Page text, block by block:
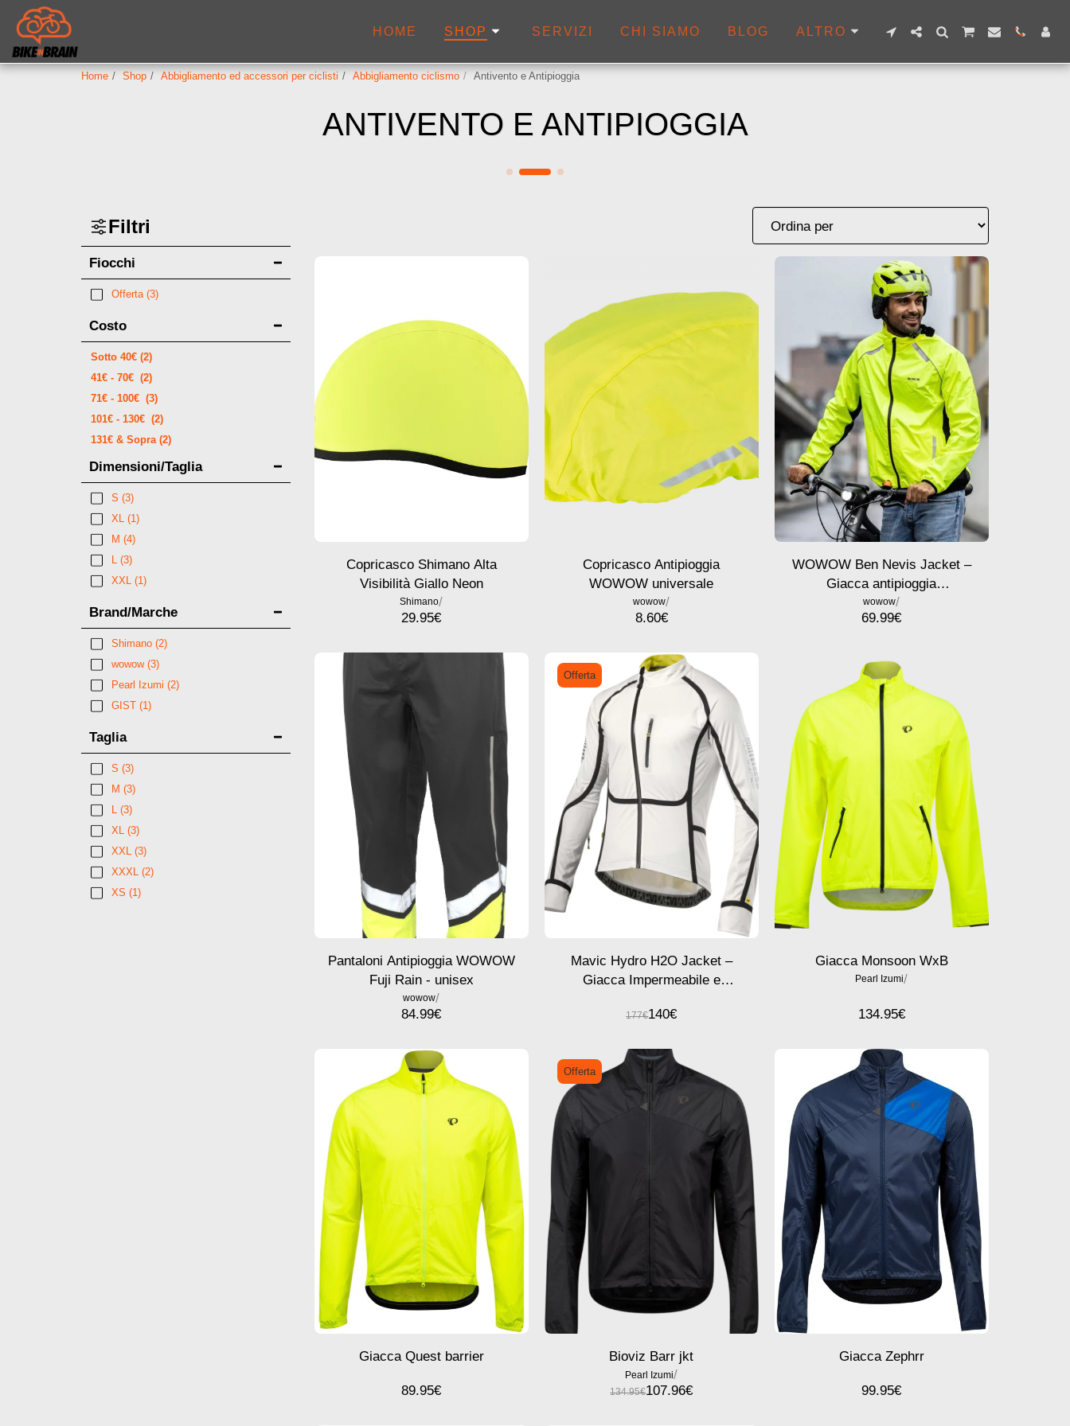
HOME SHOP SERVIZI CHI SIAMO BLOG ALTRO
Home Shop Abbigliamento ed accessori per ciclisti Abbigliamento ciclismo Antivento e Antipioggia
ANTIVENTO E ANTIPIOGGIA
Filtri
Costo
Sotto 40€ (2)
41€ - 70€ (2)
71€ - 100€ (3)
101€ - 130€ (2)
131€ & Sopra(2)
Brand/Marche
Shimano(2)
wowow(3)
Pearl Izumi (2)
GIST(1)
Taglia
S (3)
M (3)
L(3)
XL(3)
XXL(3)
XXXL(2)
XS (1)
Dimensioni/Taglia
S (3)
XL(1)
M (4)
L(3)
XXL(1)
Fiocchi
Offerta(3)
Copricasco Shimano Alta
Visibilità Giallo Neon
Shimano/
29.95€
Copricasco Antipioggia
WOWOW universale
wowow/
8.60€
WOWOW Ben Nevis Jacket –
Giacca antipioggia
impermeabile e riflettente per
ciclisti urbani
wowow/
69.99€
Pantaloni Antipioggia WOWOW
Fuji Rain - unisex
wowow/
84.99€
Offerta
Mavic Hydro H2O Jacket –
Giacca Impermeabile e
177€140€
Giacca Monsoon WxB
Pearl Izumi/
134.95€
Giacca Quest barrier
89.95€
Offerta
Bioviz Barr jkt
Pearl Izumi/
134.95€107.96€
Giacca Zephrr
99.95€